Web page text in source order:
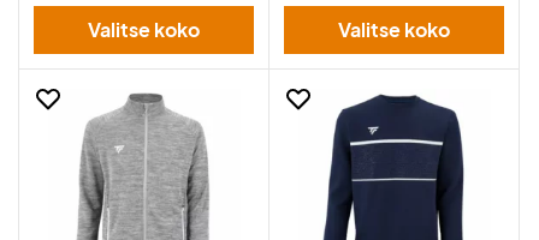
Valitse koko Valitse koko